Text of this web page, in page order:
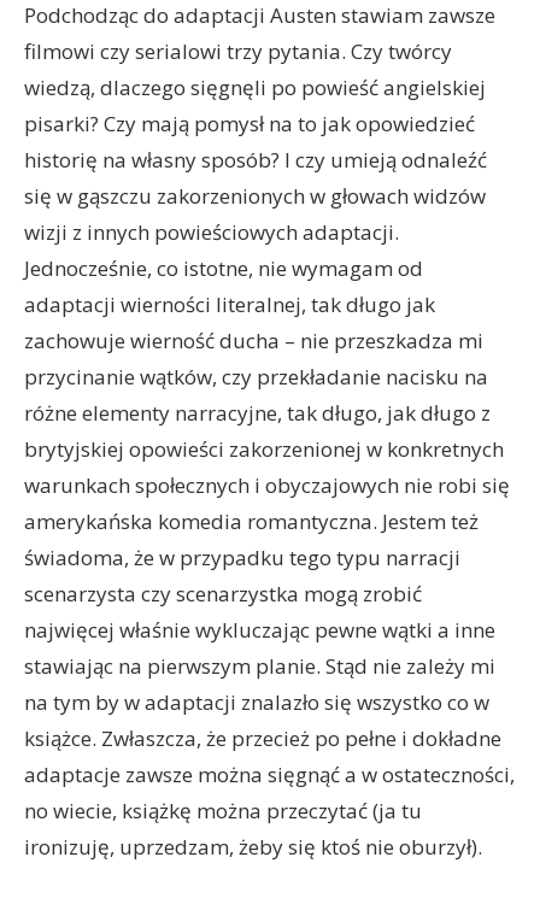
Podchodząc do adaptacji Austen stawiam zawsze
filmowi czy serialowi trzy pytania. Czy twórcy
wiedzą, dlaczego sięgnęli po powieść angielskiej
pisarki? Czy mają pomysł na to jak opowiedzieć
historię na własny sposób? I czy umieją odnaleźć
się w gąszczu zakorzenionych w głowach widzów
wizji z innych powieściowych adaptacji.
Jednocześnie, co istotne, nie wymagam od
adaptacji wierności literalnej, tak długo jak
zachowuje wierność ducha – nie przeszkadza mi
przycinanie wątków, czy przekładanie nacisku na
różne elementy narracyjne, tak długo, jak długo z
brytyjskiej opowieści zakorzenionej w konkretnych
warunkach społecznych i obyczajowych nie robi się
amerykańska komedia romantyczna. Jestem też
świadoma, że w przypadku tego typu narracji
scenarzysta czy scenarzystka mogą zrobić
najwięcej właśnie wykluczając pewne wątki a inne
stawiając na pierwszym planie. Stąd nie zależy mi
na tym by w adaptacji znalazło się wszystko co w
książce. Zwłaszcza, że przecież po pełne i dokładne
adaptacje zawsze można sięgnąć a w ostateczności,
no wiecie, książkę można przeczytać (ja tu
ironizuję, uprzedzam, żeby się ktoś nie oburzył).